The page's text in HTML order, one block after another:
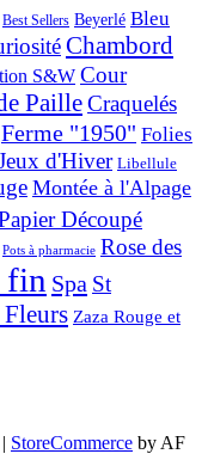
Best Sellers Beyerlé Bleu
Chambord
S&W Cour
PailleCraquelés
Ferme "1950" Folies
d'Hiver Libellule
Montée à l'Alpage
Découpé
Pots à pharmacie Rose des
fin Spa St
Zaza Rouge et
StoreCommerce by AF